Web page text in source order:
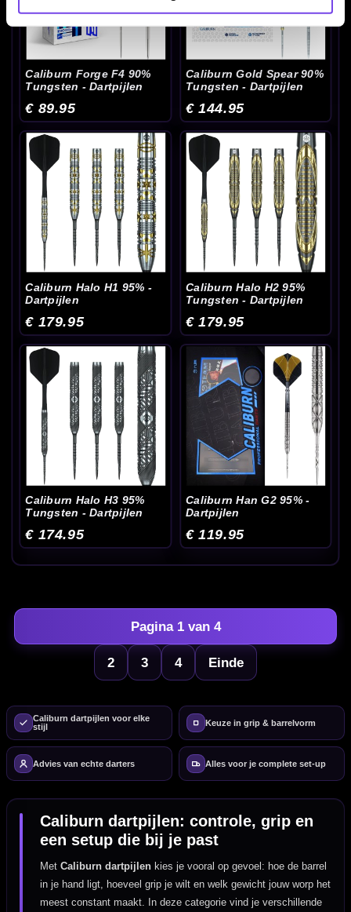
Caliburn Forge F4 90%
Tungsten - Dartpijlen
€ 89.95
Caliburn Gold Spear 90%
Tungsten - Dartpijlen
€ 144.95
Caliburn Halo H1 95% -
Dartpijlen
€ 179.95
Caliburn Halo H2 95%
Tungsten - Dartpijlen
€ 179.95
Caliburn Halo H3 95%
Tungsten - Dartpijlen
€ 174.95
Caliburn Han G2 95% -
Dartpijlen
€ 119.95
Pagina 1 van 4
2 3 4 Einde
Caliburn dartpijlen voor elke
stijl
Keuze in grip & barrelvorm
Advies van echte darters Alles voor je complete set-up
Caliburn dartpijlen: controle, grip en
een setup die bij je past
MetCaliburn dartpijlen kies je vooral op gevoel: hoe de barrel
in je hand ligt, hoeveel grip je wilt en welk gewicht jouw worp het
meest constant maakt. In deze categorie vind je verschillende